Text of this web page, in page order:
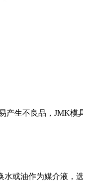
产生不良品，JMK模
水或油作为媒介液，